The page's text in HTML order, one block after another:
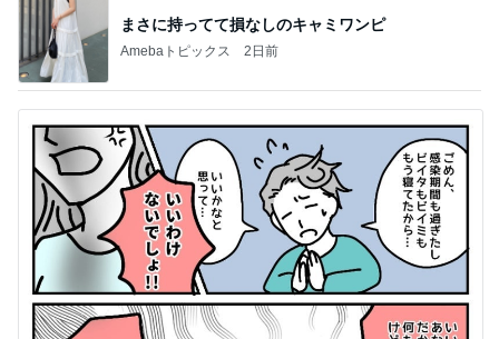
まさに持ってて損なしのキャミワンピ
Amebaトピックス 2日前